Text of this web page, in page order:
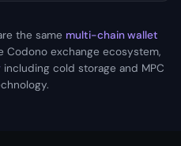
the same multi-chain wallet
Codono exchange ecosystem,
including cold storage and MPC